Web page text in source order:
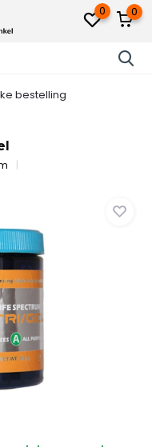
0 0
bestelling